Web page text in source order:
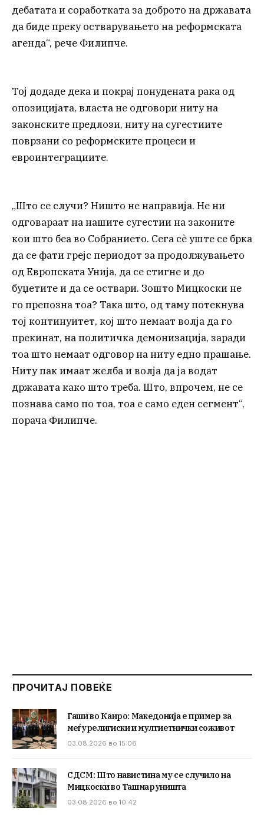
дебатата и соработката за доброто на државата
да биде преку остварувањето на реформската
агенда“, рече Филипче.
Тој додаде дека и покрај понудената рака од
опозицијата, власта не одговори ниту на
законските предлози, ниту на сугестиите
поврзани со реформските процеси и
евроинтеграциите.
„Што се случи? Ништо не направија. Не ни
одговараат на нашите сугестии на законите
кои што беа во Собранието. Сега сè уште се брка
да се фати грејс периодот за продолжувањето
од Европската Унија, да се стигне и до
буџетите и да се оствари. Зошто Мицкоски не
го препозна тоа? Така што, од таму потекнува
тој континуитет, кој што немаат волја да го
прекинат, на политичка демонизација, заради
тоа што немаат одговор на ниту едно прашање.
Ниту пак имаат желба и волја да ја водат
државата како што треба. Што, впрочем, не се
познава само по тоа, тоа е само еден сегмент“,
порача Филипче.
ПРОЧИТАЈ ПОВЕЌЕ
Гаши во Каиро: Македонија е пример за
меѓурелигиски и мултиетнички соживот
03.08.2026 во 15:06
СДСМ: Што навистина му се случило на
Мицкоски во Ташмаруништа
03.08.2026 во 10:42